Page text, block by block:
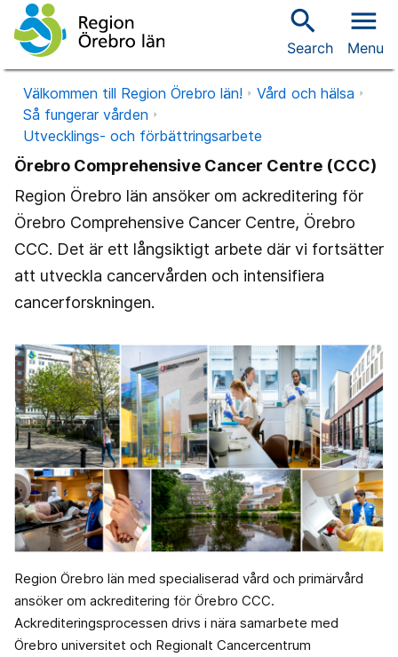
search
Search
menu
Menu
Välkommen till Region Örebro län!
Vård och hälsa
Så fungerar vården
Utvecklings- och förbättringsarbete
Örebro Comprehensive Cancer Centre (CCC)
Region Örebro län ansöker om ackreditering för
Örebro Comprehensive Cancer Centre, Örebro
CCC. Det är ett långsiktigt arbete där vi fortsätter
att utveckla cancervården och intensifiera
cancerforskningen.
Region Örebro län med specialiserad vård och primärvård
ansöker om ackreditering för Örebro CCC.
Ackrediteringsprocessen drivs i nära samarbete med
Örebro universitet och Regionalt Cancercentrum